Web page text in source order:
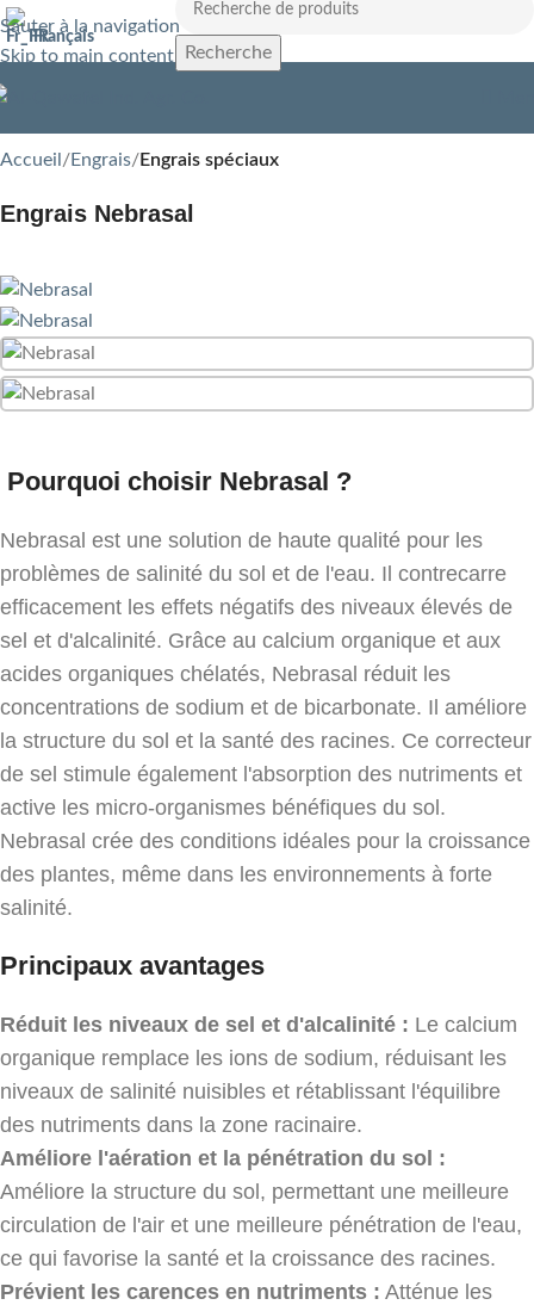
Sauter à la navigation
Skip to main content
Français
Recherche
Accueil Engrais Engrais spéciaux
Engrais Nebrasal
Pourquoi choisir Nebrasal ?
Nebrasal est une solution de haute qualité pour les
problèmes de salinité du sol et de l'eau. Il contrecarre
efficacement les effets négatifs des niveaux élevés de
sel et d'alcalinité. Grâce au calcium organique et aux
acides organiques chélatés, Nebrasal réduit les
concentrations de sodium et de bicarbonate. Il améliore
la structure du sol et la santé des racines. Ce correcteur
de sel stimule également l'absorption des nutriments et
active les micro-organismes bénéfiques du sol.
Nebrasal crée des conditions idéales pour la croissance
des plantes, même dans les environnements à forte
salinité.
Principaux avantages
Réduit les niveaux de sel et d'alcalinité : Le calcium
organique remplace les ions de sodium, réduisant les
niveaux de salinité nuisibles et rétablissant l'équilibre
des nutriments dans la zone racinaire.
Améliore l'aération et la pénétration du sol :
Améliore la structure du sol, permettant une meilleure
circulation de l'air et une meilleure pénétration de l'eau,
ce qui favorise la santé et la croissance des racines.
Prévient les carences en nutriments : Atténue les